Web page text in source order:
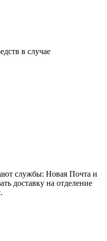
в случае
службы: Новая Почта и
доставку на отделение